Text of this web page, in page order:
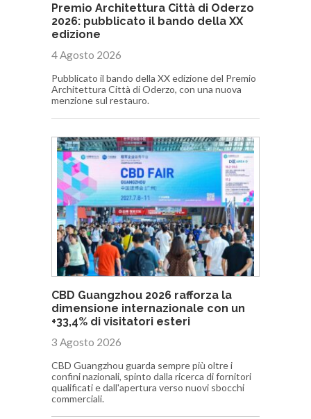
Premio Architettura Città di Oderzo
2026: pubblicato il bando della XX
edizione
4 Agosto 2026
Pubblicato il bando della XX edizione del Premio
Architettura Città di Oderzo, con una nuova
menzione sul restauro.
CBD Guangzhou 2026 rafforza la
dimensione internazionale con un
+33,4% di visitatori esteri
3 Agosto 2026
CBD Guangzhou guarda sempre più oltre i
confini nazionali, spinto dalla ricerca di fornitori
qualificati e dall'apertura verso nuovi sbocchi
commerciali.